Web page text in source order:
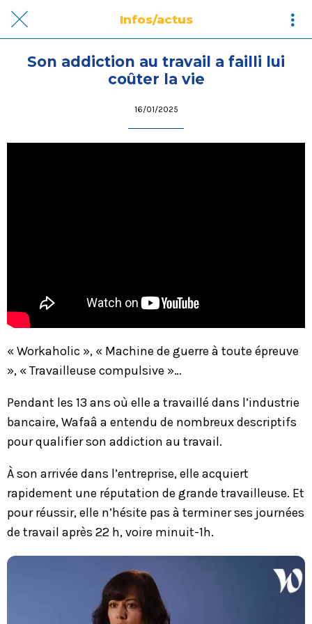
Infos/actus
Son addiction au travail a failli lui
coûter la vie
16/01/2025
« Workaholic », « Machine de guerre à toute épreuve
», « Travailleuse compulsive »…
Pendant les 13 ans où elle a travaillé dans l’industrie
bancaire, Wafaâ a entendu de nombreux descriptifs
pour qualifier son addiction au travail.
À son arrivée dans l’entreprise, elle acquiert
rapidement une réputation de grande travailleuse. Et
pour réussir, elle n’hésite pas à terminer ses journées
de travail après 22 h, voire minuit-1h.